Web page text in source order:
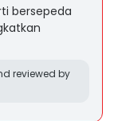
bersepeda
reviewed by